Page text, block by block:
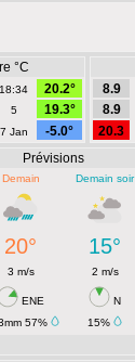
°C
18:34
20.2°
5
19.3°
7 Jan -5.0°
8.9
8.9
20.3
Prévisions
Demain Demain soir
20° 15°
3 m/s 2 m/s
ENE N
57% 15%